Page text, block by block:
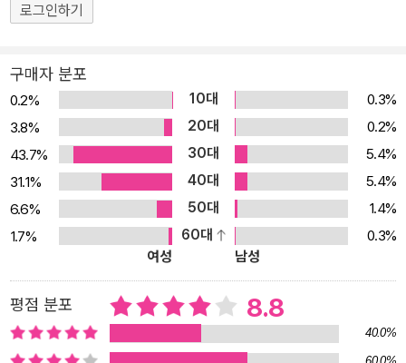
끈을 끊어야 한다고 생각합니다. 코끼리를 비롯한 동물들도 마찬가지
망감뿐입니다. 굳이 끈을 끊을 필요가 없다고 생각한 거미의 행동이
사자의 울음을 그치게 합니다. 사자는 끈을 끊지 않고도 빨간 끈으로
예쁘게 장식한 머리를 거울로 들여다보는 기쁨을 얻게 됩니다. 마음
대로 돌아다니지 못하는 것이 좀 불편하겠지만, 불편을 감수한 사자
덕분에 또 다른 누군가가 빨간 끈을 다른 용도로 쓸 수 있을 것입니다.
사자가 남겨 놓은 머리털이 한몫 할지도 모르지요. 이러한 생각은 작
가의 말에 잘 드러나 있습니다. 들에 핀 꽃을 꺾지 않아도 향기를 맡을
순 있지. 숲 속의 벌레를 잡지 않아도 귀여운 모습을 볼 순 있지. 반짝
반짝 예쁜 별은 따 갈 수 없지만 해가 뜨기 전까진 오래오래 볼 순 있
지. 다음 날에도, 그 다음 날에도……. 그리고 언젠간 이 모든 걸 두고
떠나야 하지만 이 모든 걸 즐길 순 있지. 책을 보는 또 다른 재미 - 동
물들의 표정이 살아 있는 그림 이 책의 그림에는 동물들의 표정이 살
로그인하기
구매자 분포
0.2% 10대
0.3%
3.8%
20대
0.2%
43.7%
30대
5.4%
31.1%
40대
5.4%
6.6%
50대
1.4%
1.7%
60대
0.3%
여성
남성
평점 분포 8.8
40.0%